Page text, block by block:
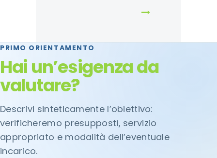
PRIMO ORIENTAMENTO
Hai un’esigenza da
valutare?
Descrivi sinteticamente l’obiettivo:
verificheremo presupposti, servizio
appropriato e modalità dell’eventuale
incarico.